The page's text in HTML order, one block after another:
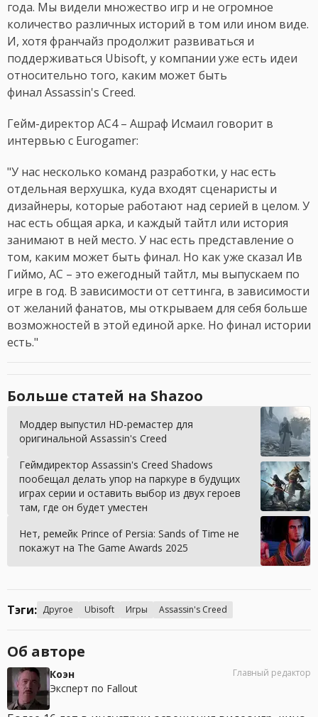
года. Мы видели множество игр и не огромное
количество различных историй в том или ином виде.
И, хотя франчайз продолжит развиваться и
поддерживаться Ubisoft, у компании уже есть идеи
относительно того, каким может быть
финал Assassin's Creed.
Гейм-директор AC4 – Ашраф Исмаил говорит в
интервью с Eurogamer:
"У нас несколько команд разработки, у нас есть
отдельная верхушка, куда входят сценаристы и
дизайнеры, которые работают над серией в целом. У
нас есть общая арка, и каждый тайтл или история
занимают в ней место. У нас есть представление о
том, каким может быть финал. Но как уже сказал Ив
Гиймо, AC – это ежегодный тайтл, мы выпускаем по
игре в год. В зависимости от сеттинга, в зависимости
от желаний фанатов, мы открываем для себя больше
возможностей в этой единой арке. Но финал истории
есть."
Больше статей на Shazoo
Моддер выпустил HD-ремастер для
оригинальной Assassin's Creed
Геймдиректор Assassin's Creed Shadows
пообещал делать упор на паркуре в будущих
играх серии и оставить выбор из двух героев
там, где он будет уместен
Нет, ремейк Prince of Persia: Sands of Time не
покажут на The Game Awards 2025
Тэги: Другое Ubisoft Игры Assassin's Creed
Об авторе
Коэн
Эксперт по Fallout
Главный редактор